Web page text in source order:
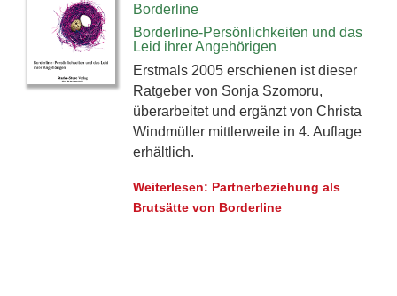
Borderline
Borderline-Persönlichkeiten und das
Leid ihrer Angehörigen
Erstmals 2005 erschienen ist dieser
Ratgeber von Sonja Szomoru,
überarbeitet und ergänzt von Christa
Windmüller mittlerweile in 4. Auflage
erhältlich.
Weiterlesen: Partnerbeziehung als
Brutsätte von Borderline